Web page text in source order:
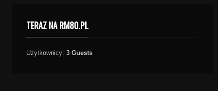
TERAZ NA RM80.PL
Użytkownicy: 3 Guests